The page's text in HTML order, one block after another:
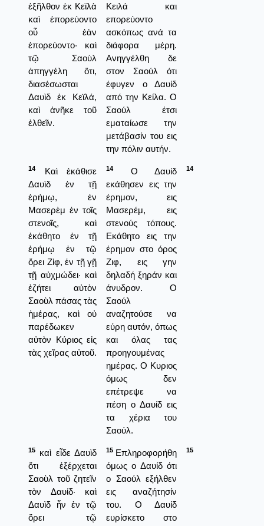
ἐξῆλθον ἐκ Κεϊλὰ
καὶ ἐπορεύοντο
οὗ ἐὰν
ἐπορεύοντο· καὶ
τῷ Σαοὺλ
ἀπηγγέλη ὅτι,
διασέσωσται
Δαυὶδ ἐκ Κεϊλά,
καὶ ἀνῆκε τοῦ
ἐλθεῖν.
Κειλά και
επορεύοντο
ασκόπως ανά τα
διάφορα μέρη.
Ανηγγέλθη δε
στον Σαούλ ότι
έφυγεν ο Δαυίδ
από την Κείλα. Ο
Σαούλ έτσι
εματαίωσε την
μετάβασίν του εις
την πόλιν αυτήν.
14
Καὶ ἐκάθισε
Δαυὶδ ἐν τῇ
ἐρήμῳ, ἐν
Μασερὲμ ἐν τοῖς
στενοῖς, καὶ
ἐκάθητο ἐν τῇ
ἐρήμῳ ἐν τῷ
ὄρει Ζίφ, ἐν τῇ γῇ
τῇ αὐχμώδει· καὶ
ἐζήτει αὐτὸν
Σαοὺλ πάσας τὰς
ἡμέρας, καὶ οὐ
παρέδωκεν
αὐτὸν Κύριος εἰς
τὰς χεῖρας αὐτοῦ.
14
Ο Δαυίδ
εκάθησεν εις την
έρημον, εις
Μασερέμ, εις
στενούς τόπους.
Εκάθητο εις την
έρημον στο όρος
Ζιφ, εις γην
δηλαδή ξηράν και
άνυδρον. Ο
Σαούλ
αναζητούσε να
εύρη αυτόν, όπως
και όλας τας
προηγουμένας
ημέρας. Ο Κυριος
όμως δεν
επέτρεψε να
πέση ο Δαυίδ εις
τα χέρια του
Σαούλ.
14
15
καὶ εἶδε Δαυὶδ
ὅτι ἐξέρχεται
Σαοὺλ τοῦ ζητεῖν
τὸν Δαυίδ· καὶ
Δαυὶδ ἦν ἐν τῷ
ὄρει τῷ
15 Επληροφορήθη
όμως ο Δαυίδ ότι
ο Σαούλ εξήλθεν
εις αναζήτησίν
του. Ο Δαυίδ
ευρίσκετο στο
15